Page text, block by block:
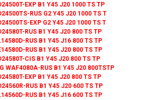
EXP B1 Y45 J20 1000 TS TP
RUS G2 Y45 J20 1000 TS T
EXP G2 Y45 J20 1000 TS T
RUS B1 Y45 J20 800 TS TP
RUS B1 Y45 J16 800 TS TP
RUS B1 Y45 J20 800 TS TP
CIS B1 Y45 J20 800 TS TP
WAF4080A-RUS B1 Y45 J20 800TSTP
EXP B1 Y45 J20 800 TS TP
RUS B1 Y45 J20 600 TS TP
RUS B1 Y45 J16 600 TS TP